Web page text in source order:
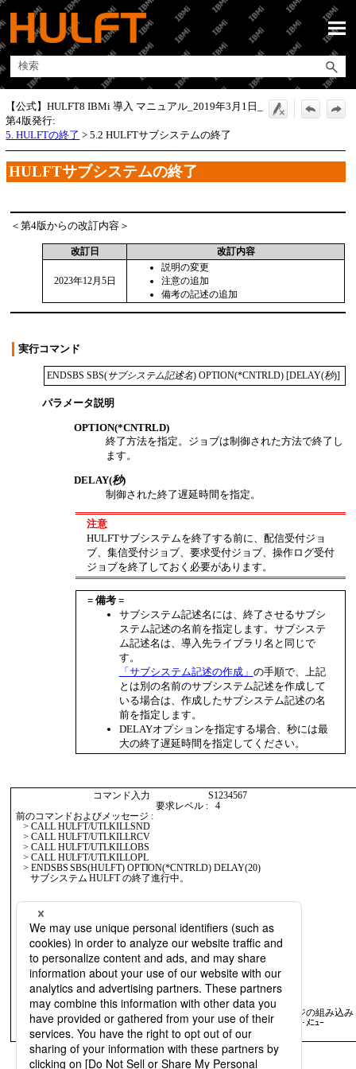
メイン コンテンツにスキップ
【公式】HULFT8 IBMi 導入 マニュアル_2019年3月1日_
第4版発行:
5. HULFTの終了 >5.2 HULFTサブシステムの終了
HULFTサブシステムの終了
＜第4版からの改訂内容＞
改訂日 改訂内容
2023年12月5日
説明の変更
注意の追加
備考の記述の追加
実行コマンド
ENDSBS SBS(サブシステム記述名) OPTION(*CNTRLD) [DELAY(秒)]
パラメータ説明
OPTION(*CNTRLD)
終了方法を指定。ジョブは制御された方法で終了し
ます。
DELAY(秒)
制御された終了遅延時間を指定。
注意
HULFTサブシステムを終了する前に、配信受付ジョ
ブ、集信受付ジョブ、要求受付ジョブ、操作ログ受付
ジョブを終了しておく必要があります。
= 備考 =
サブシステム記述名には、終了させるサブシ
ステム記述の名前を指定します。サブシステ
ム記述名は、導入先ライブラリ名と同じで
す。
「サブシステム記述の作成」 の手順で、上記
とは別の名前のサブシステム記述を作成して
いる場合は、作成したサブシステム記述の名
前を指定します。
DELAYオプションを指定する場合、秒には最
大の終了遅延時間を指定してください。
                                  コマンド入力                         S1234567
                                                             要求レベル :   4
前のコマンドおよびメッセージ :
    > CALL HULFT/UTLKILLSND
    > CALL HULFT/UTLKILLRCV
    > CALL HULFT/UTLKILLOBS
    > CALL HULFT/UTLKILLOPL
    > ENDSBS SBS(HULFT) OPTION(*CNTRLD) DELAY(20)
       サブシステム HULFT の終了進行中。
                                                                        終わり
コマンドを入力して，実行キーを押してください。
===>
F3= 終了   F4=ﾌﾟﾛﾝﾌﾟﾄ   F9= コマンドの複写   F10= 詳細なメッセージの組み込
F11= 全画面表示         F12= 取り消し   F13= 情報援助   F16=ｼｽﾃﾑ･ﾒｲﾝ･ﾒﾆｭｰ
画面5.1HULFT終了